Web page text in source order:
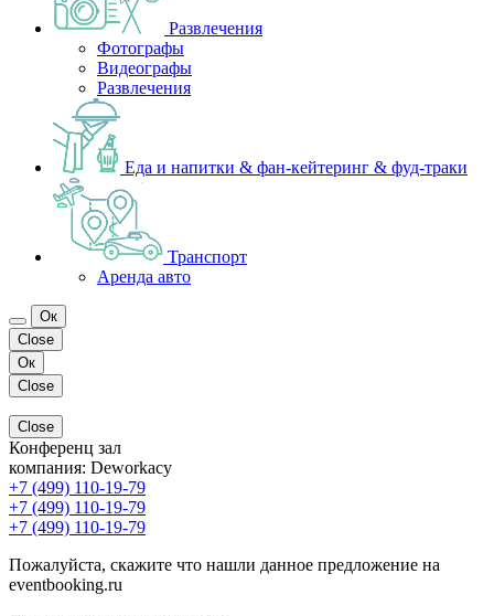
Развлечения
Фотографы
Видеографы
Развлечения
Еда и напитки & фан-кейтеринг & фуд-траки
Транспорт
Аренда авто
Ок
Close
Ок
Close
Close
Конференц зал
компания: Deworkacy
+7 (499) 110-19-79
+7 (499) 110-19-79
+7 (499) 110-19-79
Пожалуйста, скажите что нашли данное предложение на
eventbooking.ru